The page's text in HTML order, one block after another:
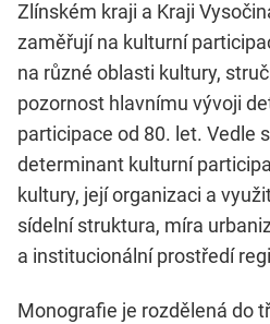
Zlínském kraji a Kraji
zaměřují na kulturní
na různé oblasti kultury,
pozornost hlavnímu vývoji
participace od 80. let. Vedle
determinant kulturní
kultury, její organizaci a
sídelní struktura, míra
a institucionální prostředí
Monografie je rozdělená do